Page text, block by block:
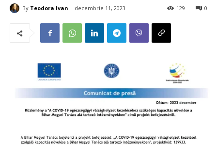
By Teodora Ivan decembrie 11, 2023 0
129